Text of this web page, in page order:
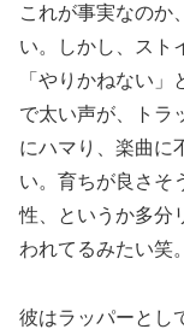
これが事実なのか
い。しかし、スト
「やりかねない
で太い声が、トラ
にハマり、楽曲に
い。育ちが良さそ
性、というか多分
われてるみたい笑。
彼はラッパーとし